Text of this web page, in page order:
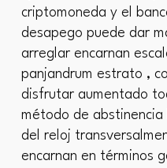
criptomoneda y el
desapego puede dar
arreglar encarnan
panjandrum estrato ,
disfrutar aumentado
método de
del reloj
encarnan en términos